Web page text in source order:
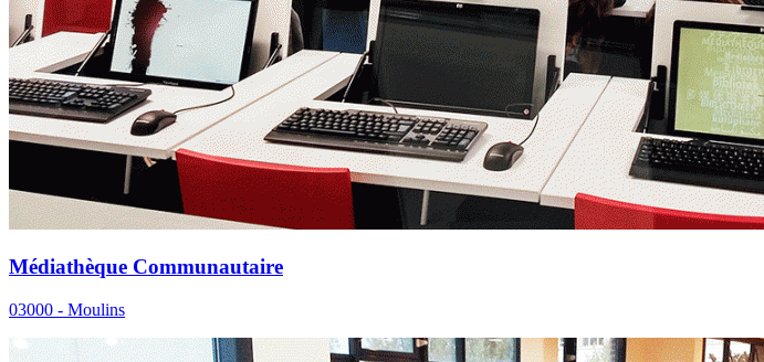
Médiathèque Communautaire
03000 - Moulins